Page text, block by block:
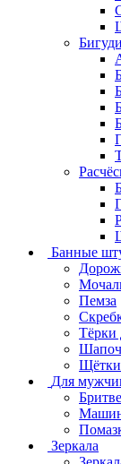
Бигуди
Банные
Пемза
Тёрки
Щётки
Для
Зеркала